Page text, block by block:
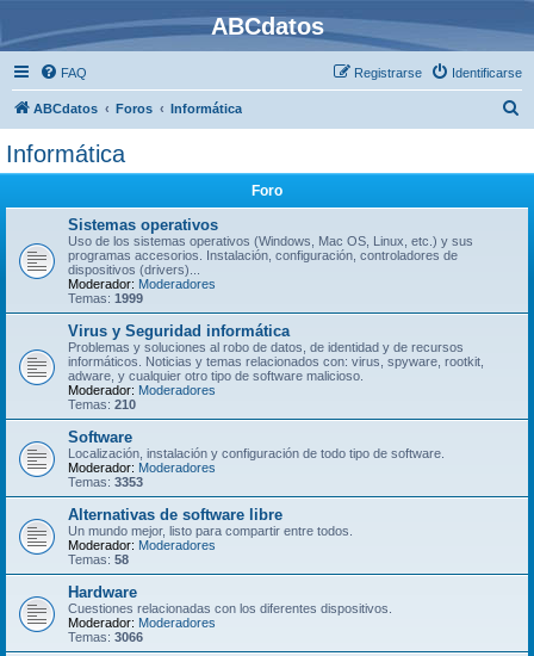
ABCdatos
FAQ Identificarse
Registrarse
ABCdatos Foros Informática
Informática
Foro
Sistemas operativos
Uso de los sistemas operativos (Windows, Mac OS, Linux, etc.) y sus
programas accesorios. Instalación, configuración, controladores de
dispositivos (drivers)...
Moderador: Moderadores
Temas: 1999
Virus y Seguridad informática
Problemas y soluciones al robo de datos, de identidad y de recursos
informáticos. Noticias y temas relacionados con: virus, spyware, rootkit,
adware, y cualquier otro tipo de software malicioso.
Moderador: Moderadores
Temas: 210
Software
Localización, instalación y configuración de todo tipo de software.
Moderador: Moderadores
Temas: 3353
Alternativas de software libre
Un mundo mejor, listo para compartir entre todos.
Moderador: Moderadores
Temas: 58
Hardware
Cuestiones relacionadas con los diferentes dispositivos.
Moderador: Moderadores
Temas: 3066